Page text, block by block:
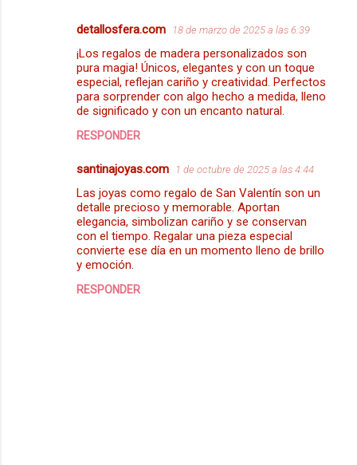
detallosfera.com 18 de marzo de 2025 a las 6:39
¡Los regalos de madera personalizados son
pura magia! Únicos, elegantes y con un toque
especial, reflejan cariño y creatividad. Perfectos
para sorprender con algo hecho a medida, lleno
de significado y con un encanto natural.
RESPONDER
santinajoyas.com 1 de octubre de 2025 a las 4:44
Las joyas como regalo de San Valentín son un
detalle precioso y memorable. Aportan
elegancia, simbolizan cariño y se conservan
con el tiempo. Regalar una pieza especial
convierte ese día en un momento lleno de brillo
y emoción.
RESPONDER